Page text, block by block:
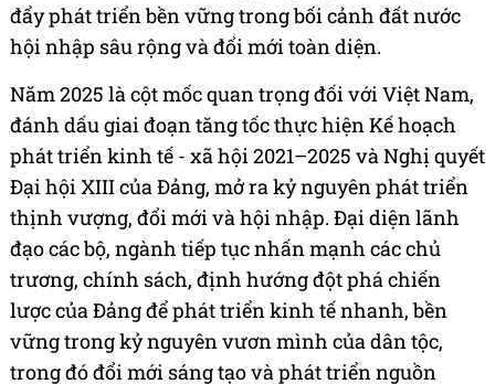
đẩy phát triển bền vững trong bối cảnh đất nước
hội nhập sâu rộng và đổi mới toàn diện.
Năm 2025 là cột mốc quan trọng đối với Việt Nam,
đánh dấu giai đoạn tăng tốc thực hiện Kế hoạch
phát triển kinh tế - xã hội 2021–2025 và Nghị quyết
Đại hội XIII của Đảng, mở ra kỷ nguyên phát triển
thịnh vượng, đổi mới và hội nhập. Đại diện lãnh
đạo các bộ, ngành tiếp tục nhấn mạnh các chủ
trương, chính sách, định hướng đột phá chiến
lược của Đảng để phát triển kinh tế nhanh, bền
vững trong kỷ nguyên vươn mình của dân tộc,
trong đó đổi mới sáng tạo và phát triển nguồn